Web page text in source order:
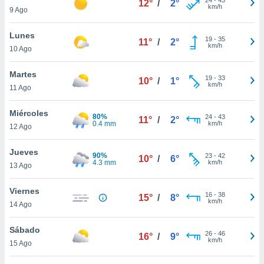
más
nuestra
y
de
disponible
cookies
aceptar
9 Ago
12° / 2°
km/h
Lunes
10 Ago
11° / 2° 19- 35
km/h
Martes
11 Ago
10° / 1° 19- 33
km/h
Miércoles
12 Ago
80%
0.4 mm
11° / 2° 24- 43
km/h
Jueves
13 Ago
90%
4.3 mm
10° / 6° 23- 42
km/h
Viernes
14 Ago
15° / 8° 16- 38
km/h
Sábado
15 Ago
16° / 9° 26- 46
km/h